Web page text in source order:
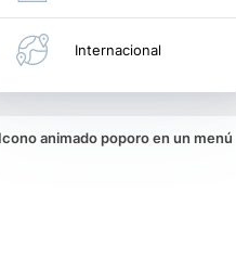
Internacional
Icono animado poporo en un menú